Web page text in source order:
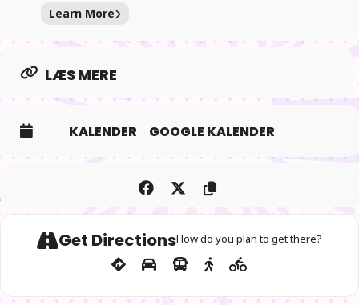
Learn More
LÆS MERE
KALENDER GOOGLE KALENDER
Get DirectionsHow do you plan to get there?